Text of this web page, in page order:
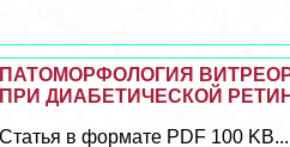
ПАТОМОРФОЛОГИЯ
ПРИ ДИАБЕТИЧЕСКОЙ
Статья в формате PDF 100 KB...